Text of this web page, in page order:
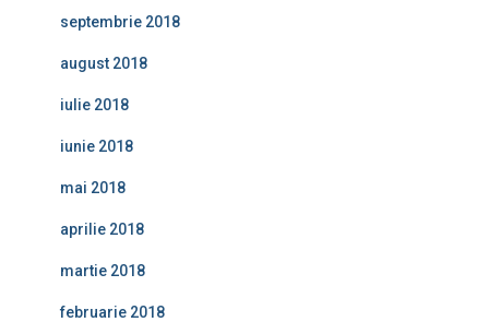
septembrie 2018
august 2018
iulie 2018
iunie 2018
mai 2018
aprilie 2018
martie 2018
februarie 2018